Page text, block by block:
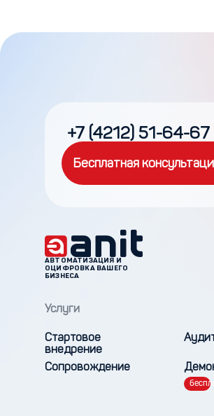
+7 (4212) 51-64-67
Бесплатная
АВТОМАТИЗАЦИЯ И
ОЦИФРОВКА ВАШЕГО
БИЗНЕСА
Услуги
Стартовое
внедрение
Сопровождение